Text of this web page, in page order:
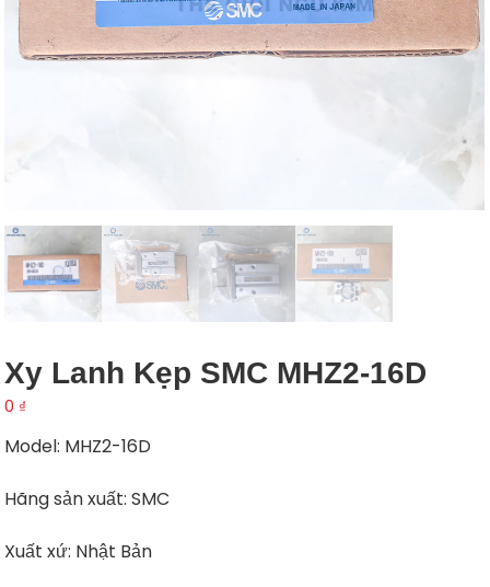
Xy Lanh Kẹp SMC MHZ2-16D
0 ₫
Model: MHZ2-16D
Hãng sản xuất: SMC
Xuất xứ: Nhật Bản